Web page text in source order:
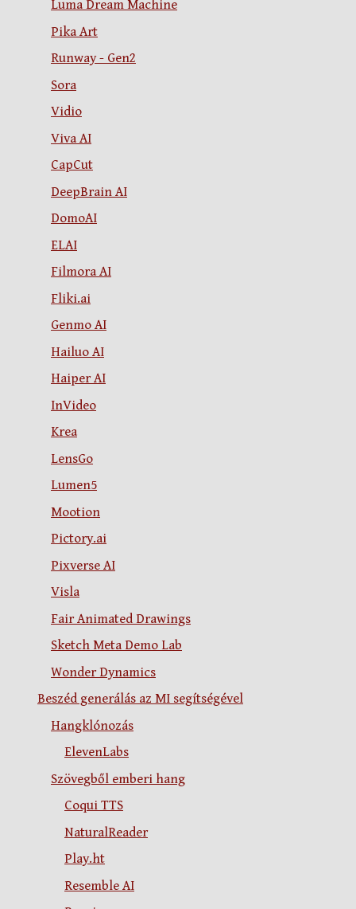
Luma Dream Machine
Pika Art
Runway - Gen2
Sora
Vidio
Viva AI
CapCut
DeepBrain AI
DomoAI
ELAI
Filmora AI
Fliki.ai
Genmo AI
Hailuo AI
Haiper AI
InVideo
Krea
LensGo
Lumen5
Mootion
Pictory.ai
Pixverse AI
Visla
Fair Animated Drawings
Sketch Meta Demo Lab
Wonder Dynamics
Beszéd generálás az MI segítségével
Hangklónozás
ElevenLabs
Szövegből emberi hang
Coqui TTS
NaturalReader
Play.ht
Resemble AI